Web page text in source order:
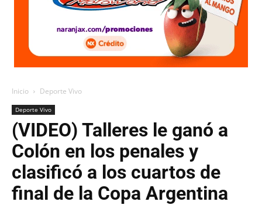
Inicio Deporte Vivo
Deporte Vivo
(VIDEO) Talleres le ganó a
Colón en los penales y
clasificó a los cuartos de
final de la Copa Argentina